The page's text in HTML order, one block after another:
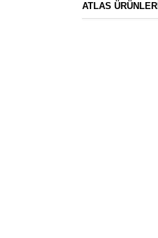
ATLAS ÜRÜNLERİ